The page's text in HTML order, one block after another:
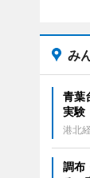
み
青葉
実験
港北
調布